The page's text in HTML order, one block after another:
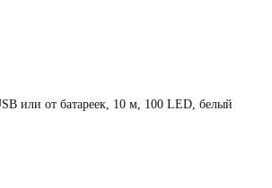
или от батареек, 10 м, 100 LED, белый